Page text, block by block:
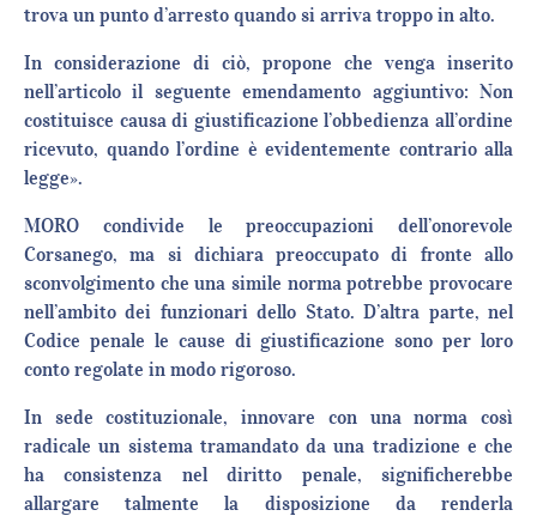
trova un punto d’arresto quando si arriva troppo in alto.
In considerazione di ciò, propone che venga inserito
nell’articolo il seguente emendamento aggiuntivo: Non
costituisce causa di giustificazione l’obbedienza all’ordine
ricevuto, quando l’ordine è evidentemente contrario alla
legge».
MORO condivide le preoccupazioni dell’onorevole
Corsanego, ma si dichiara preoccupato di fronte allo
sconvolgimento che una simile norma potrebbe provocare
nell’ambito dei funzionari dello Stato. D’altra parte, nel
Codice penale le cause di giustificazione sono per loro
conto regolate in modo rigoroso.
In sede costituzionale, innovare con una norma così
radicale un sistema tramandato da una tradizione e che
ha consistenza nel diritto penale, significherebbe
allargare talmente la disposizione da renderla